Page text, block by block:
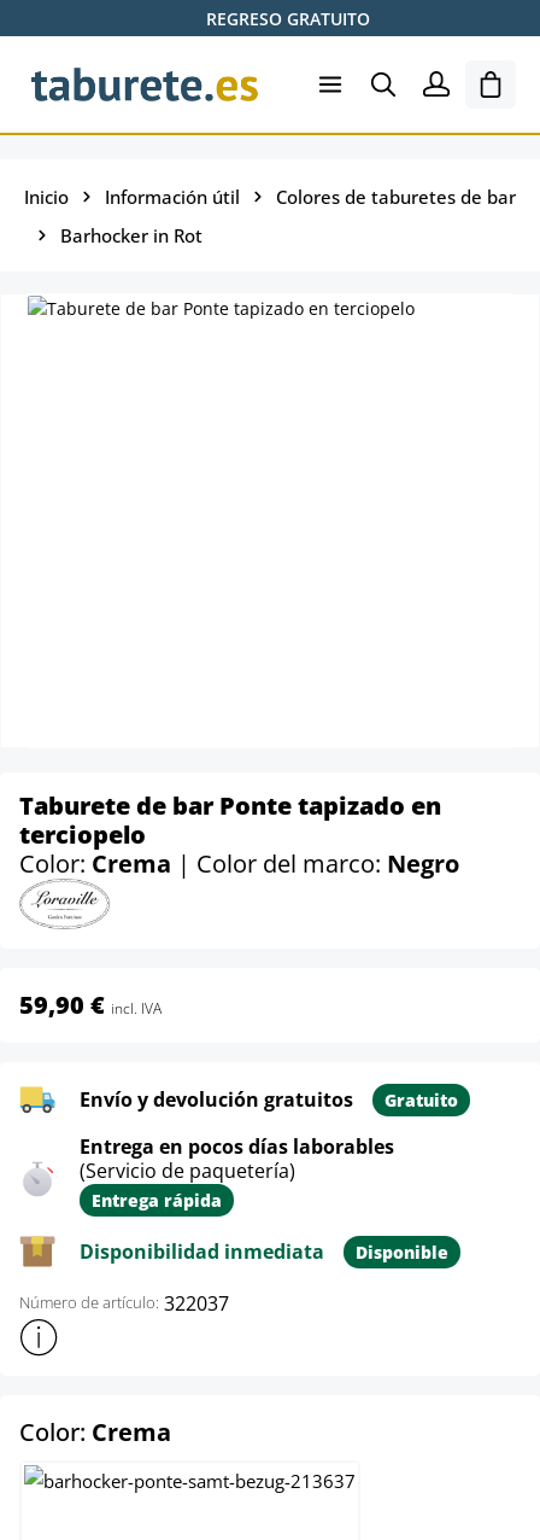
Saltar al contenido principalREGRESO GRATUITO
El
Inicio Información útil
Colores de taburetes de bar
Barhocker in Rot
Taburete de bar Ponte tapizado en
terciopelo
Color: Crema | Color del marco: Negro
59,90 € incl. IVA
Envío y devolución gratuitos Gratuito
Entrega en pocos días laborables
(Servicio de paquetería)
Entrega rápida
Disponibilidad inmediata Disponible
Número de artículo: 322037
Mostrar más información sobre el producto
Color: Crema